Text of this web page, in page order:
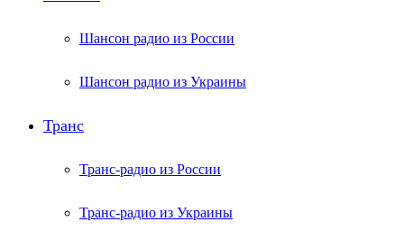
Шансон радио из России
Шансон радио из Украины
Транс
Транс-радио из России
Транс-радио из Украины